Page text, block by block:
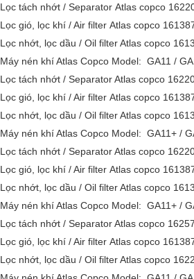
Lọc tách nhớt / Separator Atlas copco
Lọc gió, lọc khí / Air filter Atlas copco
Lọc nhớt, lọc dầu / Oil filter Atlas copco
Máy nén khí Atlas Copco Model: GA11 /
Lọc tách nhớt / Separator Atlas copco
Lọc gió, lọc khí / Air filter Atlas copco
Lọc nhớt, lọc dầu / Oil filter Atlas copco
Máy nén khí Atlas Copco Model: GA11+ /
Lọc tách nhớt / Separator Atlas copco
Lọc gió, lọc khí / Air filter Atlas copco
Lọc nhớt, lọc dầu / Oil filter Atlas copco
Máy nén khí Atlas Copco Model: GA11+
Lọc tách nhớt / Separator Atlas copco
Lọc gió, lọc khí / Air filter Atlas copco
Lọc nhớt, lọc dầu / Oil filter Atlas copco